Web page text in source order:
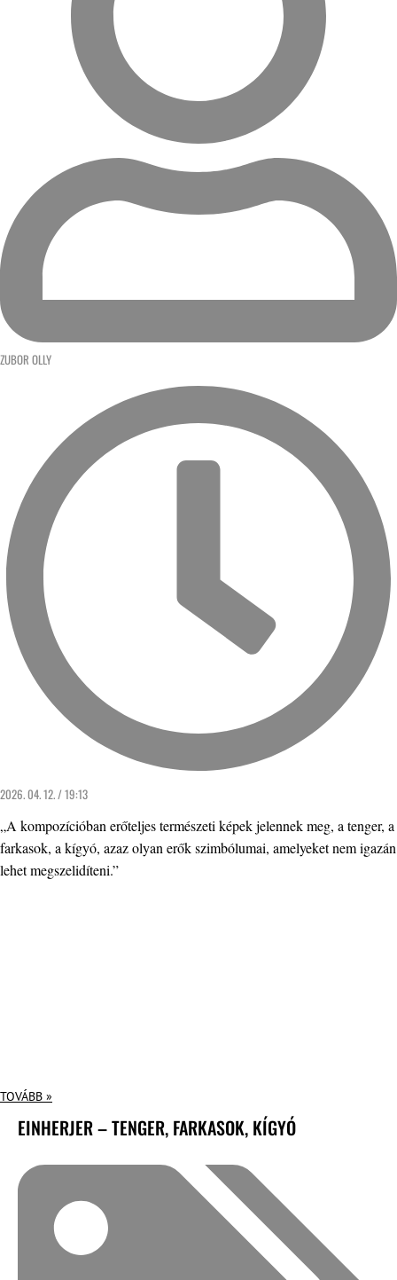
ZUBOR OLLY
2026. 04. 12. / 19:13
„A kompozícióban erőteljes természeti képek jelennek meg, a tenger, a
farkasok, a kígyó, azaz olyan erők szimbólumai, amelyeket nem igazán
lehet megszelidíteni.”
TOVÁBB »
EINHERJER – TENGER, FARKASOK, KÍGYÓ